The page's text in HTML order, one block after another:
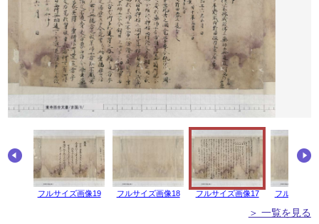
フルサイズ画像19 フルサイズ画像18 フルサイズ画像17 フルサイズ
＞ 一覧を見る